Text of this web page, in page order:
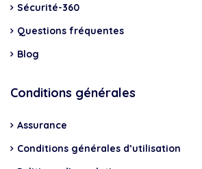
Sécurité-360
Questions fréquentes
Blog
Conditions générales
Assurance
Conditions générales d’utilisation